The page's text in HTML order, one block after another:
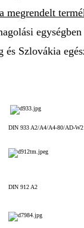
megrendelt
és Szlovákia
DIN 933 A2/A4/A4-80/AD-
DIN 912 A2